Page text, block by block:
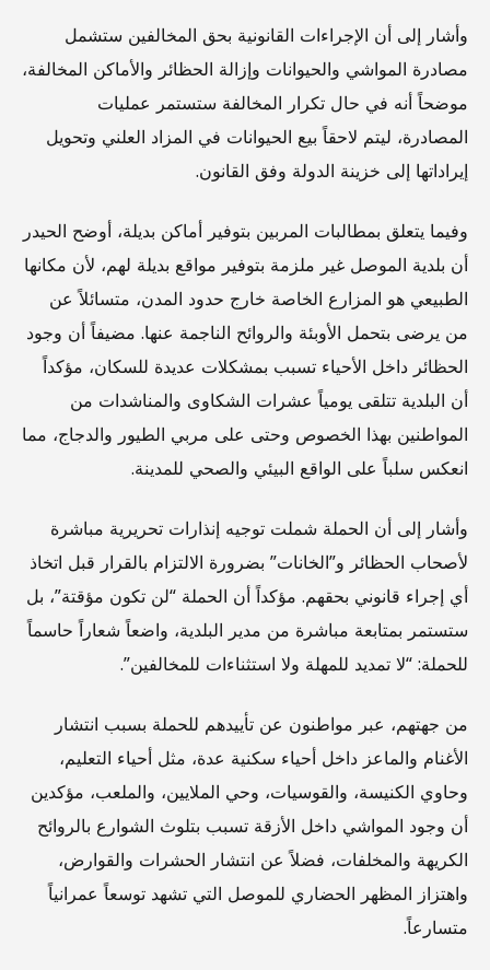
وأشار إلى أن الإجراءات القانونية بحق المخالفين ستشمل
مصادرة المواشي والحيوانات وإزالة الحظائر والأماكن المخالفة،
موضحاً أنه في حال تكرار المخالفة ستستمر عمليات
المصادرة، ليتم لاحقاً بيع الحيوانات في المزاد العلني وتحويل
إيراداتها إلى خزينة الدولة وفق القانون.
وفيما يتعلق بمطالبات المربين بتوفير أماكن بديلة، أوضح الحيدر
أن بلدية الموصل غير ملزمة بتوفير مواقع بديلة لهم، لأن مكانها
الطبيعي هو المزارع الخاصة خارج حدود المدن، متسائلاً عن
من يرضى بتحمل الأوبئة والروائح الناجمة عنها. مضيفاً أن وجود
الحظائر داخل الأحياء تسبب بمشكلات عديدة للسكان، مؤكداً
أن البلدية تتلقى يومياً عشرات الشكاوى والمناشدات من
المواطنين بهذا الخصوص وحتى على مربي الطيور والدجاج، مما
انعكس سلباً على الواقع البيئي والصحي للمدينة.
وأشار إلى أن الحملة شملت توجيه إنذارات تحريرية مباشرة
لأصحاب الحظائر و”الخانات” بضرورة الالتزام بالقرار قبل اتخاذ
أي إجراء قانوني بحقهم. مؤكداً أن الحملة “لن تكون مؤقتة”، بل
ستستمر بمتابعة مباشرة من مدير البلدية، واضعاً شعاراً حاسماً
للحملة: “لا تمديد للمهلة ولا استثناءات للمخالفين”.
من جهتهم، عبر مواطنون عن تأييدهم للحملة بسبب انتشار
الأغنام والماعز داخل أحياء سكنية عدة، مثل أحياء التعليم،
وحاوي الكنيسة، والقوسيات، وحي الملايين، والملعب، مؤكدين
أن وجود المواشي داخل الأزقة تسبب بتلوث الشوارع بالروائح
الكريهة والمخلفات، فضلاً عن انتشار الحشرات والقوارض،
واهتزاز المظهر الحضاري للموصل التي تشهد توسعاً عمرانياً
متسارعاً.